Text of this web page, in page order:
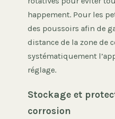
happement. Pour les
des poussoirs afin de
distance de la zone de
systématiquement
réglage.
Stockage et
corrosion